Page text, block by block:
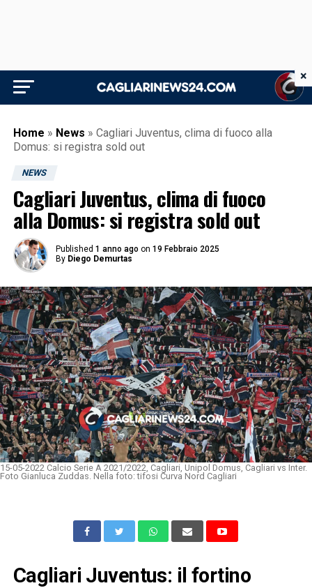
Home » News » Cagliari Juventus, clima di fuoco alla
Domus: si registra sold out
NEWS
Cagliari Juventus, clima di fuoco
alla Domus: si registra sold out
Published 1 anno ago on 19 Febbraio 2025
By Diego Demurtas
15-05-2022 Calcio Serie A 2021/2022, Cagliari, Unipol Domus, Cagliari vs Inter.
Foto Gianluca Zuddas. Nella foto: tifosi Curva Nord Cagliari
Cagliari Juventus: il fortino
×